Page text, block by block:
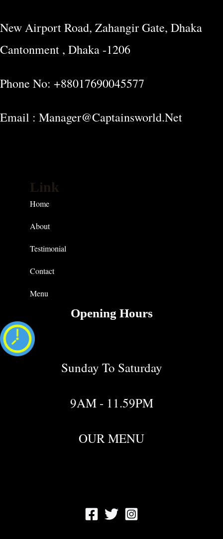
New Airport Road, Zahangir Gate, Dhaka
Cantonment , Dhaka -1206
Phone No: +88017690045577
Email : Manager@captainsworld.net
Link
Home
About
Testimonial
Contact
Menu
Opening Hours
Sunday To Saturday
9AM - 11.59PM
OUR MENU